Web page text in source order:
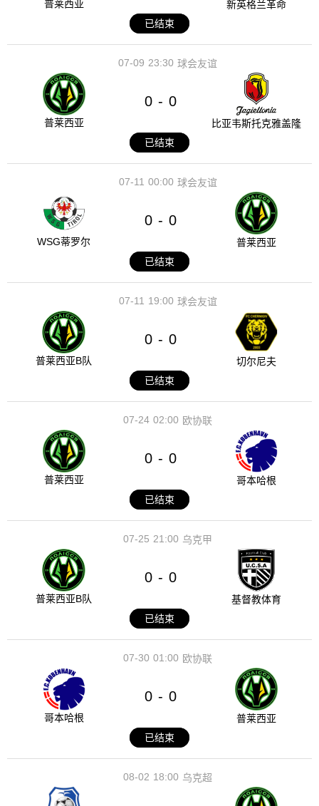
普莱西亚
新英格兰革命
已结束
23:30
07-09 球会友谊
普莱西亚
0 - 0
比亚韦斯托克雅盖隆
已结束
00:00
07-11 球会友谊
WSG蒂罗尔
0 - 0
普莱西亚
已结束
19:00
07-11 球会友谊
普莱西亚B队
0 - 0
切尔尼夫
已结束
02:00
07-24 欧协联
普莱西亚
0 - 0
哥本哈根
已结束
21:00
07-25 乌克甲
普莱西亚B队
0 - 0
基督教体育
已结束
01:00
07-30 欧协联
哥本哈根
0 - 0
普莱西亚
已结束
18:00
08-02 乌克超